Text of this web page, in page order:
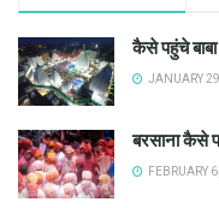
कैसे पहुंचे
JANUARY
बरसाना कैसे
FEBRUARY